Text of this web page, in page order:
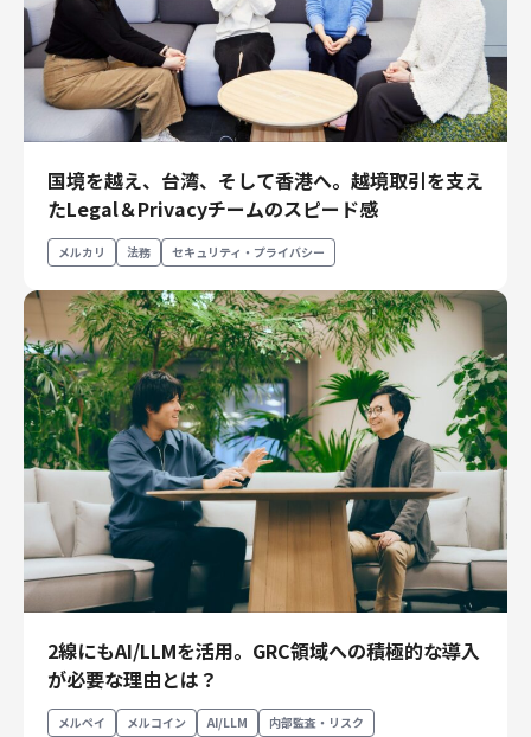
国境を越え、台湾、そして香港へ。越境取引を支え
たLegal＆Privacyチームのスピード感
メルカリ 法務 セキュリティ・プライバシー
2線にもAI/LLMを活用。GRC領域への積極的な導入
が必要な理由とは？
メルペイ メルコイン AI/LLM 内部監査・リスク